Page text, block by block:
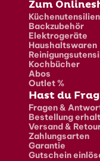
Zum
Küchenutensilien
Backzubehör
Elektrogeräte
Haushaltswaren
Kochbücher
Abos
Outlet %
Hast du
Fragen &
Bestellung
Versand &
Zahlungsarten
Garantie
Gutschein